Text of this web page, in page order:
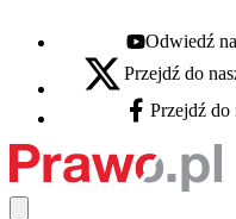
Youtube - otwiera
Odwiedź
X - otwiera się w nowej
Przejdź do
Facebook -
Przejdź do